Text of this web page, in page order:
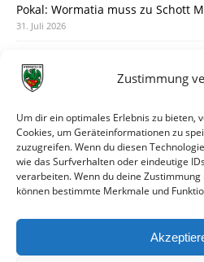
Zustimmung
Um dir ein optimales Erlebnis zu bieten,
Cookies, um Geräteinformationen zu
zuzugreifen. Wenn du diesen
wie das Surfverhalten oder eindeutige
verarbeiten. Wenn du deine
können bestimmte Merkmale und
Pokal: Wormatia muss zu Schott
31. Juli 2026
30. Juli 2026
28. Juli 2026
Neuer Rückensponsor
28. Juli 2026
Neue Podcast-Folge: So tickt Björn!
Eindrücke vom Stadionfest
27. Juli 2026